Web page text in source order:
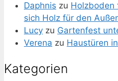
Daphnis zu Holzboden
sich Holz für den
Lucy zu Gartenfest
Verena zu Haustüren
Kategorien